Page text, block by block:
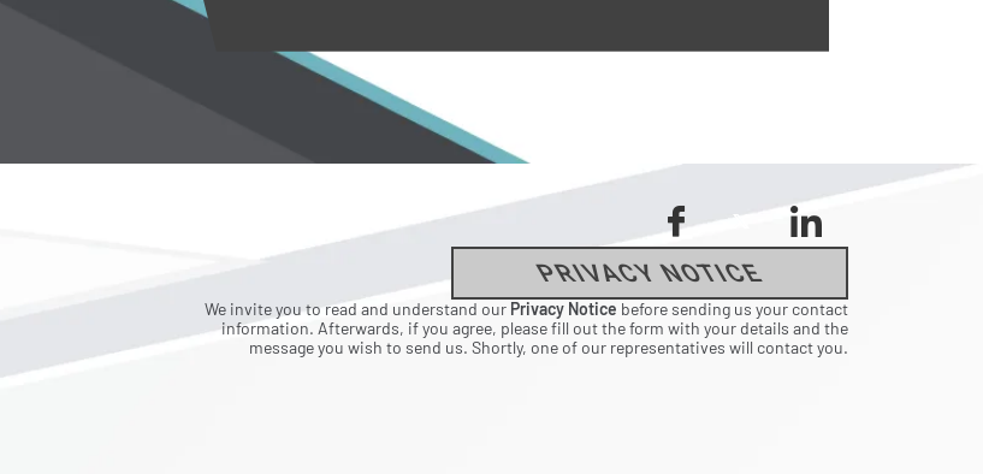
PRIVACY NOTICE
We invite you to read and understand our Privacy Notice before sending us your contact
information. Afterwards, if you agree, please fill out the form with your details and the
message you wish to send us. Shortly, one of our representatives will contact you.